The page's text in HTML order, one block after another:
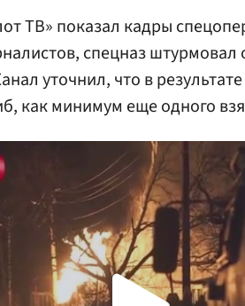
ТВ» показал кадры
спецназ штурмовал
уточнил, что в
как минимум еще одного